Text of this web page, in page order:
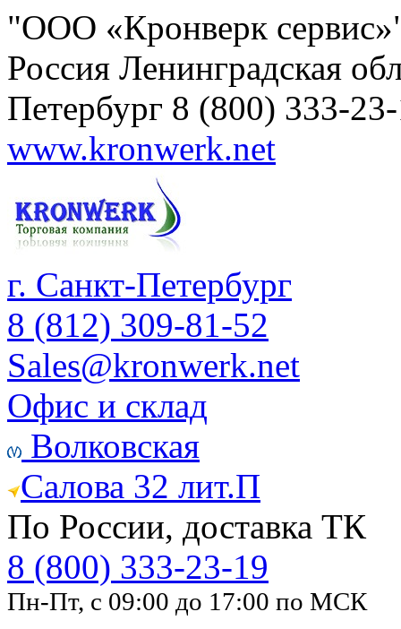
"ООО «Кронверк
Россия Ленинградская
Петербург 8 (800) 333-
www.kronwerk.net
г. Санкт-Петербург
8 (812) 309-81-52
Sales@kronwerk.net
Офис и склад
Волковская
Салова 32 лит.П
По России, доставка ТК
8 (800) 333-23-19
Пн-Пт, с 09:00 до 17:00 по МСК